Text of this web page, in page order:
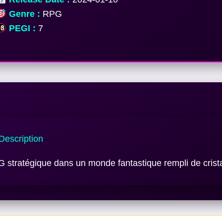
Genre : RPG
PEGI : 7
stratégique dans un monde fantastique rempli de